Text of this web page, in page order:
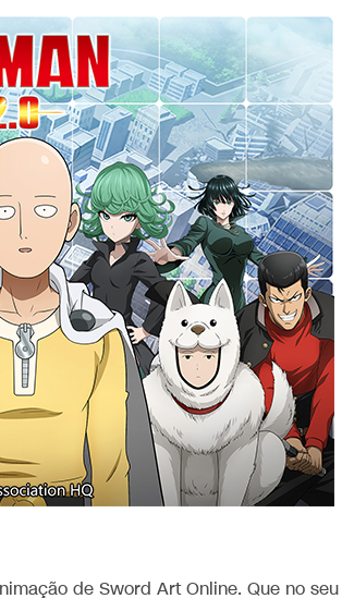
de Sword Art Online. Que no seu